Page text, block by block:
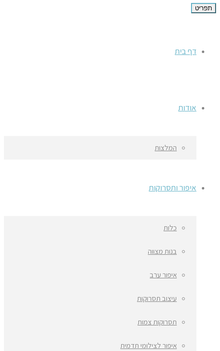
תפריט
דף בית
אודות
המלצות
איפור ותסרוקות
כלות
בנות מצווה
איפור ערב
עיצוב תסרוקות
תסרוקות צמות
איפור לצילומי תדמית